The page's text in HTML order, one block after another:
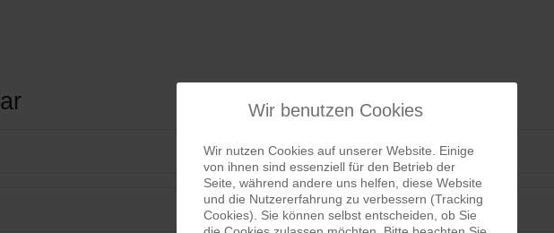
Wir benutzen Cookies
Wir nutzen Cookies auf unserer Website. Einige
von ihnen sind essenziell für den Betrieb der
Seite, während andere uns helfen, diese Website
und die Nutzererfahrung zu verbessern (Tracking
Cookies). Sie können selbst entscheiden, ob Sie